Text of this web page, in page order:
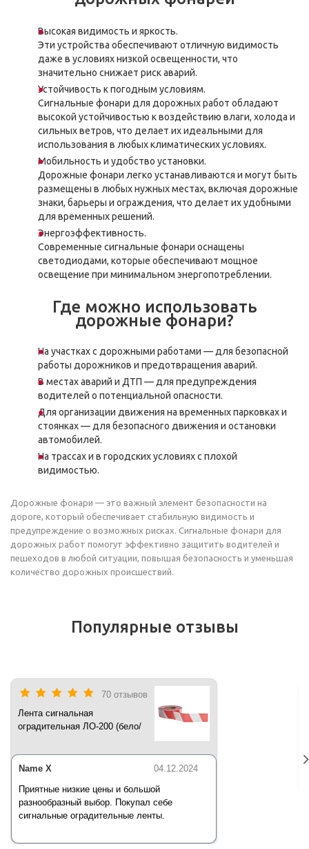
Высокая видимость и яркость.
Эти устройства обеспечивают отличную видимость
даже в условиях низкой освещенности, что
значительно снижает риск аварий.
Устойчивость к погодным условиям.
Сигнальные фонари для дорожных работ обладают
высокой устойчивостью к воздействию влаги, холода и
сильных ветров, что делает их идеальными для
использования в любых климатических условиях.
Мобильность и удобство установки.
Дорожные фонари легко устанавливаются и могут быть
размещены в любых нужных местах, включая дорожные
знаки, барьеры и ограждения, что делает их удобными
для временных решений.
Энергоэффективность.
Современные сигнальные фонари оснащены
светодиодами, которые обеспечивают мощное
освещение при минимальном энергопотреблении.
Где можно использовать
дорожные фонари?
На участках с дорожными работами — для безопасной
работы дорожников и предотвращения аварий.
В местах аварий и ДТП — для предупреждения
водителей о потенциальной опасности.
Для организации движения на временных парковках и
стоянках — для безопасного движения и остановки
автомобилей.
На трассах и в городских условиях с плохой
видимостью.
Дорожные фонари — это важный элемент безопасности на
дороге, который обеспечивает стабильную видимость и
предупреждение о возможных рисках. Сигнальные фонари для
дорожных работ помогут эффективно защитить водителей и
пешеходов в любой ситуации, повышая безопасность и уменьшая
количество дорожных происшествий.
Популярные отзывы
70 отзывов
Лента сигнальная
оградительная ЛО-200 (бело/
04.12.2024
Name X
Приятные низкие цены и большой
разнообразный выбор. Покупал себе
сигнальные оградительные ленты.